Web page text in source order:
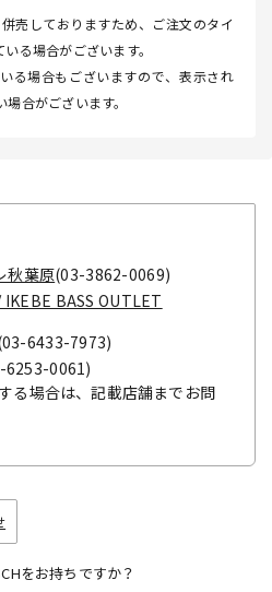
売しておりますため、ご注文のタイ
る場合がございます。
る場合もございますので、表示され
合がございます。
秋葉原(03-3862-0069)
BASS OUTLET
6433-7973)
6253-0061)
る場合は、記載店舗までお問
をお持ちですか？